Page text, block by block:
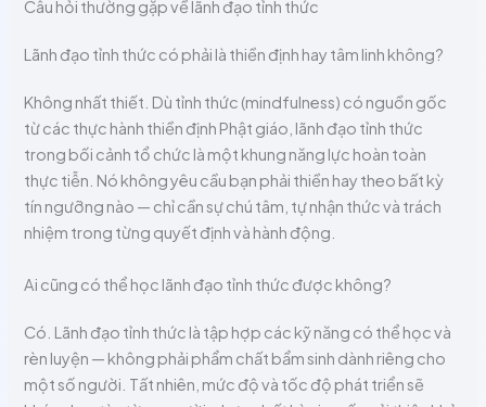
Câu hỏi thường gặp về lãnh đạo tỉnh thức
Lãnh đạo tỉnh thức có phải là thiền định hay tâm linh không?
Không nhất thiết. Dù tỉnh thức (mindfulness) có nguồn gốc
từ các thực hành thiền định Phật giáo, lãnh đạo tỉnh thức
trong bối cảnh tổ chức là một khung năng lực hoàn toàn
thực tiễn. Nó không yêu cầu bạn phải thiền hay theo bất kỳ
tín ngưỡng nào — chỉ cần sự chú tâm, tự nhận thức và trách
nhiệm trong từng quyết định và hành động.
Ai cũng có thể học lãnh đạo tỉnh thức được không?
Có. Lãnh đạo tỉnh thức là tập hợp các kỹ năng có thể học và
rèn luyện — không phải phẩm chất bẩm sinh dành riêng cho
một số người. Tất nhiên, mức độ và tốc độ phát triển sẽ